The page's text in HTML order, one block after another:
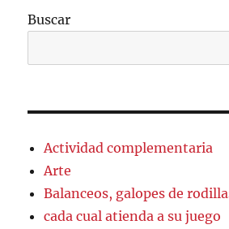
Buscar
Actividad complementaria
Arte
Balanceos, galopes de
cada cual atienda a su juego